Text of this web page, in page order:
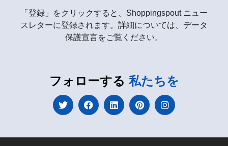
「登録」をクリックすると、Shoppingspout ニュー
スレターに登録されます。詳細については、データ
保護宣言をご覧ください。
フォローする 私たちを